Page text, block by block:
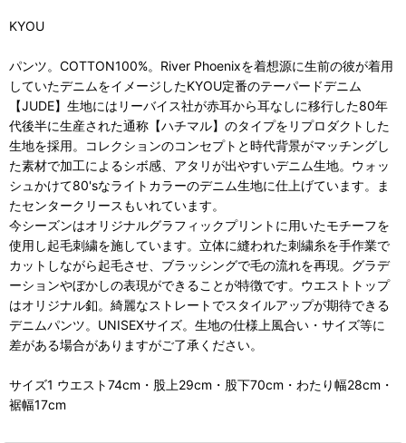
KYOU
パンツ。COTTON100%。River Phoenixを着想源に生前の彼が着用
していたデニムをイメージしたKYOU定番のテーパードデニム
【JUDE】生地にはリーバイス社が赤耳から耳なしに移行した80年
代後半に生産された通称【ハチマル】のタイプをリプロダクトした
生地を採用。コレクションのコンセプトと時代背景がマッチングし
た素材で加工によるシボ感、アタリが出やすいデニム生地。ウォッ
シュかけて80'sなライトカラーのデニム生地に仕上げています。ま
たセンタークリースもいれています。
今シーズンはオリジナルグラフィックプリントに用いたモチーフを
使用し起毛刺繍を施しています。立体に縫われた刺繍糸を手作業で
カットしながら起毛させ、ブラッシングで毛の流れを再現。グラデ
ーションやぼかしの表現ができることが特徴です。ウエストトップ
はオリジナル釦。綺麗なストレートでスタイルアップが期待できる
デニムパンツ。UNISEXサイズ。生地の仕様上風合い・サイズ等に
差がある場合がありますがご了承ください。
サイズ1 ウエスト74cm・股上29cm・股下70cm・わたり幅28cm・
裾幅17cm